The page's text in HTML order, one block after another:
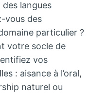
langues
vous des
particulier ?
votre socle de
vos
: aisance à l’oral,
naturel ou